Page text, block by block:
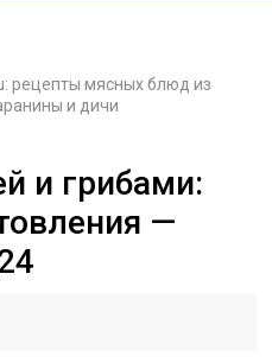
рецепты мясных блюд из
и дичи
и грибами:
—